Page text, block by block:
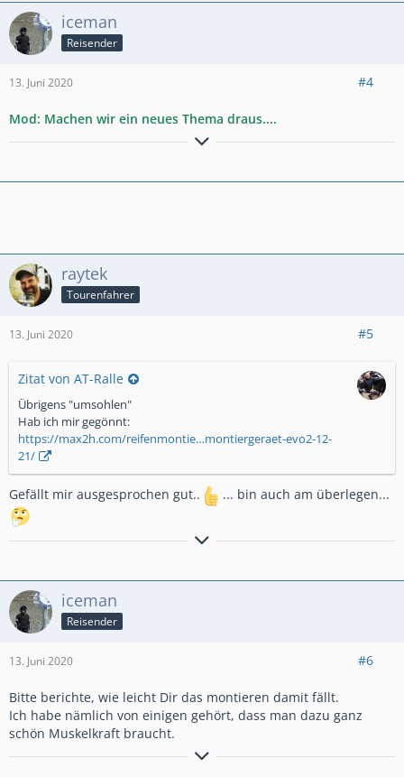
------Allzeit gute Fahrt und eine Handbreit Asphalt unterm
Mopped-------
iceman
Reisender
13. Juni 2020 #4
Mod: Machen wir ein neues Thema draus....
Hier gehts zur redaktionellen CRF1000-FAQ Linkliste
Bitte Inspektionskostenhiermitteilen. Für unsere
raytek
Tourenfahrer
13. Juni 2020 #5
Zitat von AT-Ralle
Übrigens "umsohlen"
Hab ich mir gegönnt:
https://max2h.com/reifenmontie…montiergeraet-evo2-12-
21/
Gefällt mir ausgesprochen gut.. ... bin auch am überlegen...
_______________________________________________________
KTM 990 SMR Bj. 2011 mit 12300km
Honda CRF 1000 Africa Twin DCT Bj. 2017 mit 34999km
iceman
Reisender
13. Juni 2020 #6
Bitte berichte, wie leicht Dir das montieren damit fällt.
Ich habe nämlich von einigen gehört, dass man dazu ganz
schön Muskelkraft braucht.
Hier gehts zur redaktionellen CRF1000-FAQ Linkliste